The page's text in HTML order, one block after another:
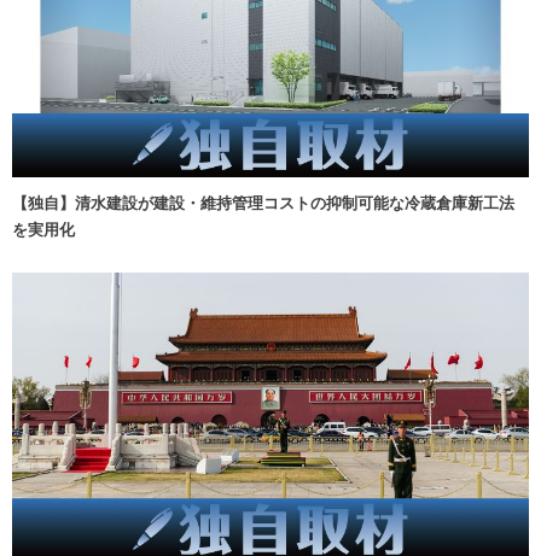
【独自】清水建設が建設・維持管理コストの抑制可能な冷蔵倉庫新工法
を実用化